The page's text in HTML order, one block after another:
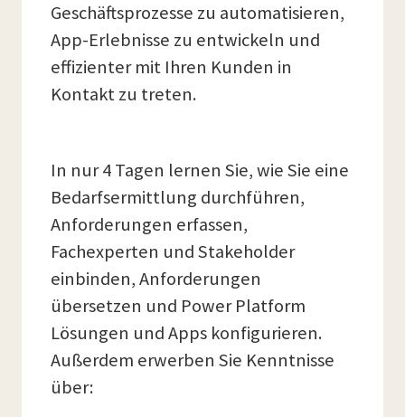
Geschäftsprozesse zu automatisieren,
App-Erlebnisse zu entwickeln und
effizienter mit Ihren Kunden in
Kontakt zu treten.
In nur 4 Tagen lernen Sie, wie Sie eine
Bedarfsermittlung durchführen,
Anforderungen erfassen,
Fachexperten und Stakeholder
einbinden, Anforderungen
übersetzen und Power Platform
Lösungen und Apps konfigurieren.
Außerdem erwerben Sie Kenntnisse
über: